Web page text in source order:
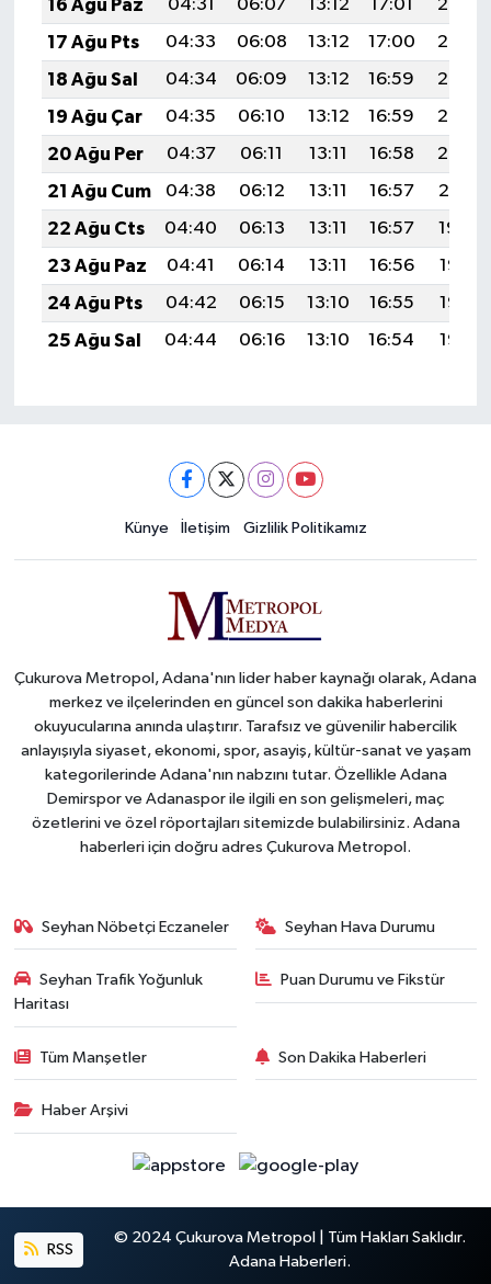
16 Ağu Paz
04:31 06:07 13:12 17:01
20:08
17 Ağu Pts
04:33 06:08 13:12 17:00
20:06
18 Ağu Sal
04:34 06:09 13:12 16:59
20:05
19 Ağu Çar
04:35 06:10 13:12 16:59
20:03
20 Ağu Per
04:37 06:11 13:11 16:58
20:02
21 Ağu Cum
04:38 06:12 13:11 16:57
20:01
22 Ağu Cts
04:40 06:13 13:11 16:57
19:59
23 Ağu Paz
04:41 06:14 13:11 16:56
19:58
24 Ağu Pts
04:42 06:15 13:10 16:55
19:56
25 Ağu Sal
04:44 06:16 13:10 16:54 19:55
Künye İletişim Gizlilik Politikamız
Çukurova Metropol, Adana'nın lider haber kaynağı olarak, Adana
merkez ve ilçelerinden en güncel son dakika haberlerini
okuyucularına anında ulaştırır. Tarafsız ve güvenilir habercilik
anlayışıyla siyaset, ekonomi, spor, asayiş, kültür-sanat ve yaşam
kategorilerinde Adana'nın nabzını tutar. Özellikle Adana
Demirspor ve Adanaspor ile ilgili en son gelişmeleri, maç
özetlerini ve özel röportajları sitemizde bulabilirsiniz. Adana
haberleri için doğru adres Çukurova Metropol.
Seyhan Nöbetçi Eczaneler Seyhan Hava Durumu
Seyhan Trafik Yoğunluk
Haritası
Puan Durumu ve Fikstür
Tüm Manşetler Son Dakika Haberleri
Haber Arşivi
RSS
© 2024 Çukurova Metropol | Tüm Hakları Saklıdır.
Adana Haberleri.